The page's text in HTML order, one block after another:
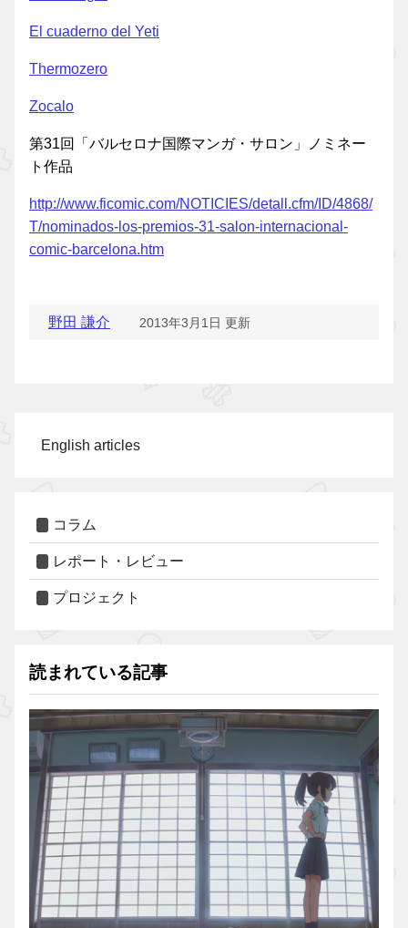
El cuaderno del Yeti
Thermozero
Zocalo
第31回「バルセロナ国際マンガ・サロン」ノミネー
ト作品
http://www.ficomic.com/NOTICIES/detall.cfm/ID/4868/
T/nominados-los-premios-31-salon-internacional-
comic-barcelona.htm
野田 謙介 2013年3月1日 更新
English articles
コラム
レポート・レビュー
プロジェクト
読まれている記事